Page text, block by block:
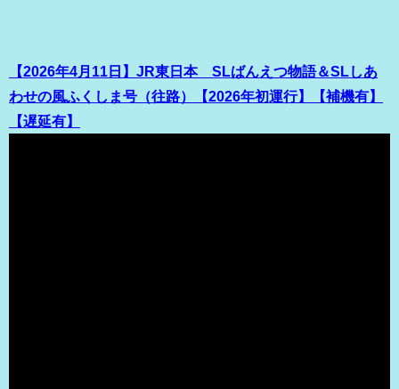
【2026年4月11日】JR東日本 SLばんえつ物語＆SLしあ
わせの風ふくしま号（往路）【2026年初運行】【補機有】
【遅延有】